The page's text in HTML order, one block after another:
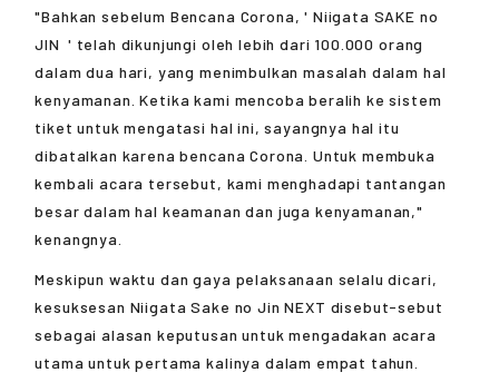
"Bahkan sebelum Bencana Corona, ' Niigata SAKE no
JIN ' telah dikunjungi oleh lebih dari 100.000 orang
dalam dua hari, yang menimbulkan masalah dalam hal
kenyamanan. Ketika kami mencoba beralih ke sistem
tiket untuk mengatasi hal ini, sayangnya hal itu
dibatalkan karena bencana Corona. Untuk membuka
kembali acara tersebut, kami menghadapi tantangan
besar dalam hal keamanan dan juga kenyamanan,"
kenangnya.
Meskipun waktu dan gaya pelaksanaan selalu dicari,
kesuksesan Niigata Sake no Jin NEXT disebut-sebut
sebagai alasan keputusan untuk mengadakan acara
utama untuk pertama kalinya dalam empat tahun.